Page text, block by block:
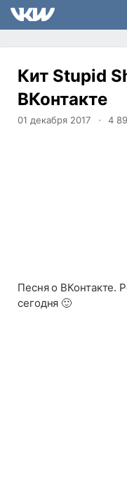
Кит Stupid
ВКонтакте
01 декабря 2017 4
Песня о ВКонтакте.
сегодня 🙂